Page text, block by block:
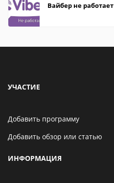
Вайбер не работает
УЧАСТИЕ
Добавить программу
Добавить обзор или статью
ИНФОРМАЦИЯ